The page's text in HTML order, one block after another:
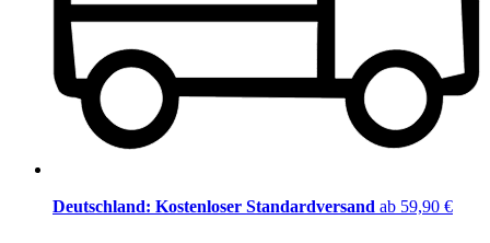
Deutschland: Kostenloser Standardversand ab 59,90 €